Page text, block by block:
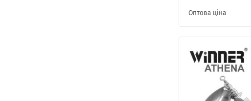
Оптова ціна